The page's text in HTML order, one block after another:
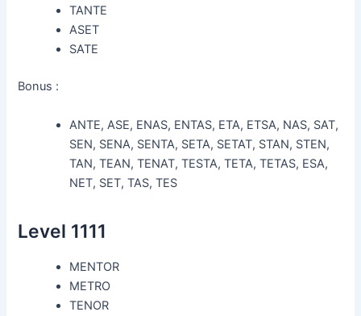
TANTE
ASET
SATE
Bonus :
ANTE, ASE, ENAS, ENTAS, ETA, ETSA, NAS, SAT,
SEN, SENA, SENTA, SETA, SETAT, STAN, STEN,
TAN, TEAN, TENAT, TESTA, TETA, TETAS, ESA,
NET, SET, TAS, TES
Level 1111
MENTOR
METRO
TENOR